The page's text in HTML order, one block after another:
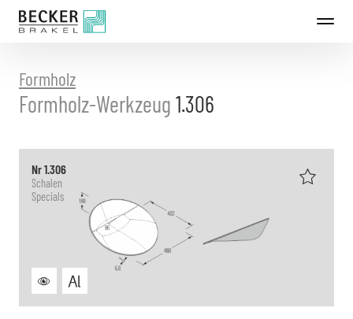
Direkt
Formholz
Formholz-Werkzeug 1.306
Nr 1.306
Schalen
Specials